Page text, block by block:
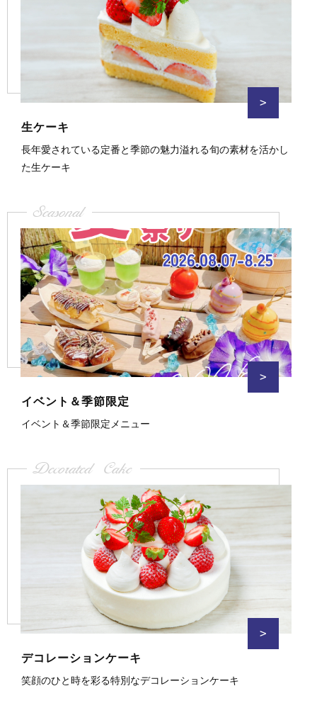
>
生ケーキ
長年愛されている定番と季節の魅力溢れる旬の素材を活かし
た生ケーキ
Seasonal
>
イベント＆季節限定
イベント＆季節限定メニュー
Decorated Cake
>
デコレーションケーキ
笑顔のひと時を彩る特別なデコレーションケーキ